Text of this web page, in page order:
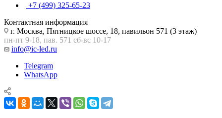
+7 (499) 325-65-23
Контактная информация
г. Москва, Пятницкое шоссе, 18, павильон 571 (3 этаж)
пн-пт 9-18, пав. 571 сб-вс 10-17
info@ic-led.ru
Telegram
WhatsApp